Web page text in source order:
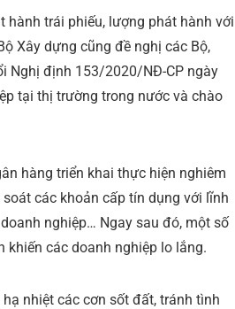
hành trái phiếu, lượng phát hành với
Xây dựng cũng đề nghị các Bộ,
Nghị định 153/2020/NĐ-CP ngày
tại thị trường trong nước và chào
hàng triển khai thực hiện nghiêm
các khoản cấp tín dụng với lĩnh
nghiệp… Ngay sau đó, một số
các doanh nghiệp lo lắng.
nhiệt các cơn sốt đất, tránh tình